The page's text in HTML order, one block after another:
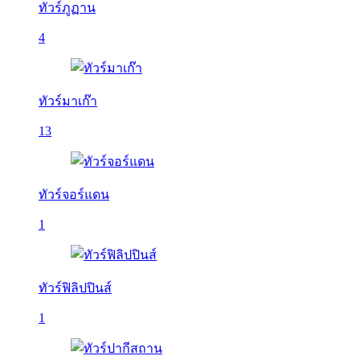
ทัวร์ภูฏาน
4
ทัวร์มาเก๊า
13
ทัวร์จอร์แดน
1
ทัวร์ฟิลิปปินส์
1